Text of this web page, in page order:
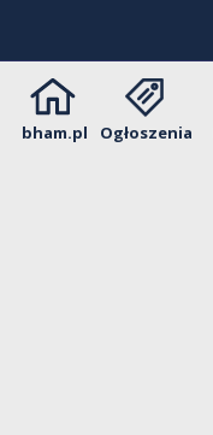
bham.pl Ogłoszenia